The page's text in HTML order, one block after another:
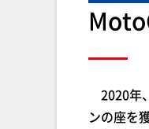
2020年
ンの座を